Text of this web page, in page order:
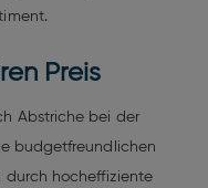
Preis
Abstriche bei der
budgetfreundlichen
durch hocheffiziente